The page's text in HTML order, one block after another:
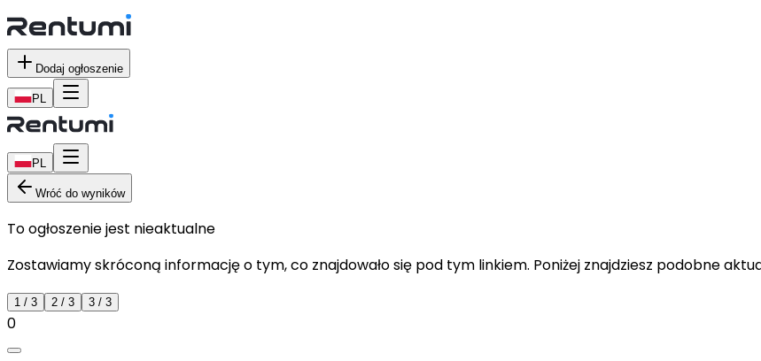
Dodaj ogłoszenie
PL
PL
Wróć do wyników
To ogłoszenie jest nieaktualne
Zostawiamy skróconą informację o tym, co znajdowało się pod tym linkiem. Poniżej znajdziesz podobne
1 / 3 2 / 3 3 / 3
0